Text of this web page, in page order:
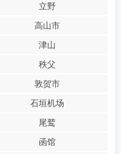
立野
高山市
津山
秩父
敦贺市
石垣机场
尾鹫
函馆